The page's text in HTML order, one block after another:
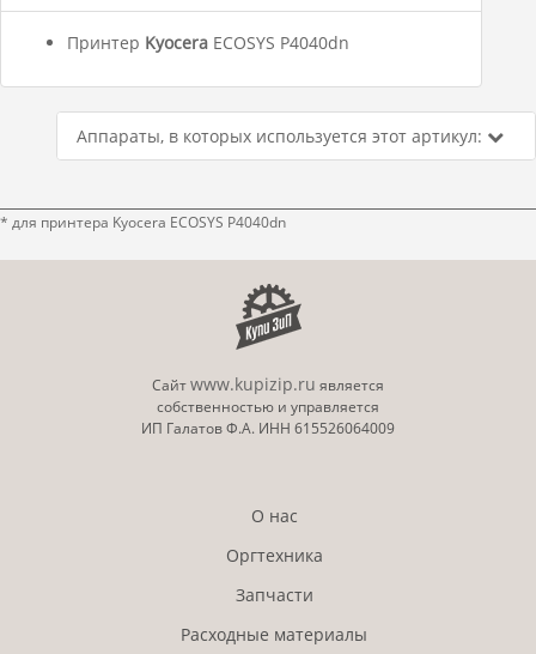
Принтер Kyocera ECOSYS P4040dn
Аппараты, в которых используется этот артикул:
* для принтера Kyocera ECOSYS P4040dn
Сайтwww.kupizip.ru является
собственностью и управляется
ИП Галатов Ф.А. ИНН 615526064009
О нас
Оргтехника
Запчасти
Расходные материалы